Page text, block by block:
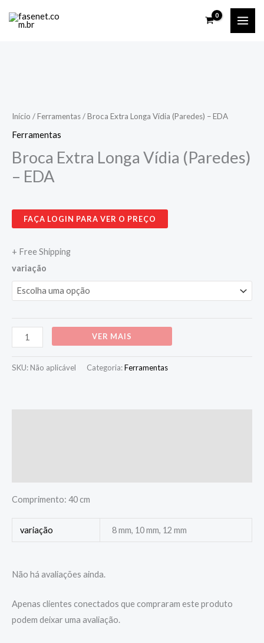
para
Início /Ferramentas/ Broca Extra Longa Vídia (Paredes) – EDA
Ferramentas
Broca Extra Longa Vídia (Paredes)
– EDA
FAÇA LOGIN PARA VER O PREÇO
+ Free Shipping
variação
Longa
Vídia
-
EDA
VER MAIS
SKU: Não aplicável Categoria:Ferramentas
Comprimento: 40 cm
variação 8 mm, 10 mm, 12 mm
Não há avaliações ainda.
Apenas clientes conectados que compraram este produto
podem deixar uma avaliação.